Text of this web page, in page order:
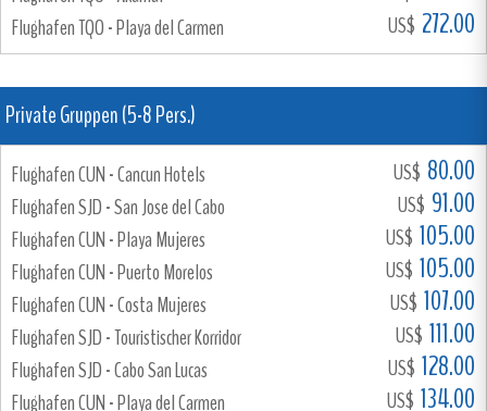
Flughafen TQO - Playa del Carmen US$ 272.00
Private Gruppen (5-8 Pers.)
Flughafen CUN - Cancun Hotels US$ 80.00
Flughafen SJD - San Jose del Cabo US$ 91.00
Flughafen CUN - Playa Mujeres US$ 105.00
Flughafen CUN - Puerto Morelos US$ 105.00
Flughafen CUN - Costa Mujeres US$ 107.00
Flughafen SJD - Touristischer Korridor US$ 111.00
Flughafen SJD - Cabo San Lucas US$ 128.00
Flughafen CUN - Playa del Carmen US$ 134.00